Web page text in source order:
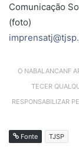
Comunicação
(foto)
O NABALANCANF
TECER
RESPONSABILIZAR
Fonte TJSP